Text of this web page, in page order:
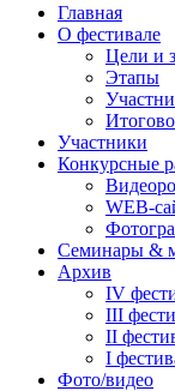
Главная
О фестивале
Цели и
Этапы
Участники
Конкурсные
WEB-
Семинары &
Архив
IV
III
II
I
Фото/видео